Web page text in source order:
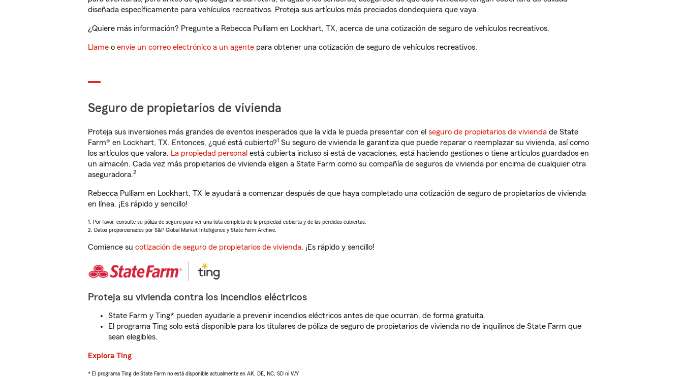
diseñada específicamente para vehículos recreativos. Proteja sus artículos más preciados dondequiera que vaya.
¿Quiere más información? Pregunte a Rebecca Pulliam en Lockhart, TX, acerca de una cotización de seguro de vehículos recreativos.
Llame o envíe un correo electrónico a un agente para obtener una cotización de seguro de vehículos recreativos.
Seguro de propietarios de vivienda
Proteja sus inversiones más grandes de eventos inesperados que la vida le pueda presentar con el seguro de propietarios de vivienda de State
Farm® en Lockhart, TX. Entonces, ¿qué está cubierto?1 Su seguro de vivienda le garantiza que puede reparar o reemplazar su vivienda, así como
los artículos que valora. La propiedad personal está cubierta incluso si está de vacaciones, está haciendo gestiones o tiene artículos guardados en
un almacén. Cada vez más propietarios de vivienda eligen a State Farm como su compañía de seguros de vivienda por encima de cualquier otra
aseguradora.2
Rebecca Pulliam en Lockhart, TX le ayudará a comenzar después de que haya completado una cotización de seguro de propietarios de vivienda
en línea. ¡Es rápido y sencillo!
1. Por favor, consulte su póliza de seguro para ver una lista completa de la propiedad cubierta y de las pérdidas cubiertas.
2. Datos proporcionados por S&P Global Market Intelligence y State Farm Archive.
Comience su cotización de seguro de propietarios de vivienda. ¡Es rápido y sencillo!
Proteja su vivienda contra los incendios eléctricos
State Farm y Ting* pueden ayudarle a prevenir incendios eléctricos antes de que ocurran, de forma gratuita.
El programa Ting solo está disponible para los titulares de póliza de seguro de propietarios de vivienda no de inquilinos de State Farm que
sean elegibles.
Explora Ting
* El programa Ting de State Farm no está disponible actualmente en AK, DE, NC, SD ni WY